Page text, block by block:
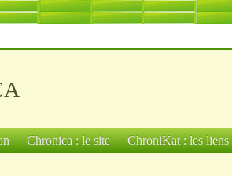
Chronica : le site ChroniKat : les liens